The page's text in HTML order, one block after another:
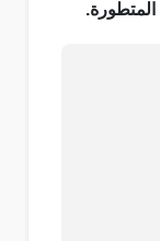
المتطورة.